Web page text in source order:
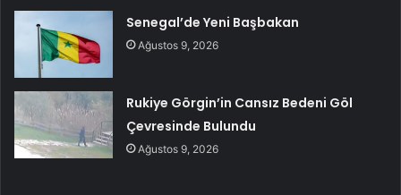
Senegal’de Yeni Başbakan
Ağustos 9, 2026
Rukiye Görgin’in Cansız Bedeni Göl
Çevresinde Bulundu
Ağustos 9, 2026